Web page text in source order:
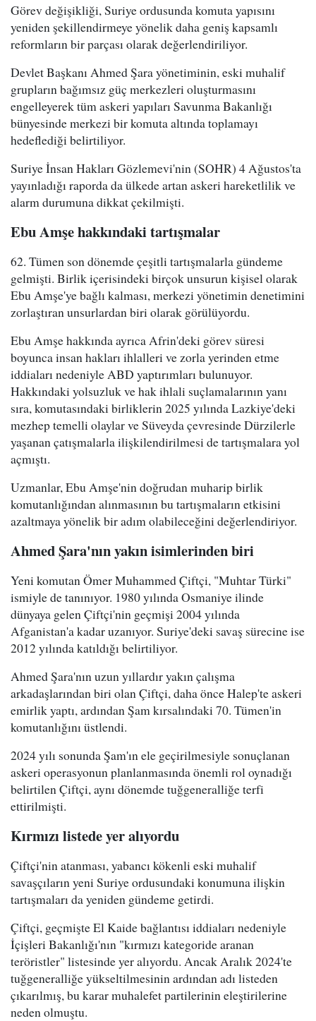
Görev değişikliği, Suriye ordusunda komuta yapısını
yeniden şekillendirmeye yönelik daha geniş kapsamlı
reformların bir parçası olarak değerlendiriliyor.
Devlet Başkanı Ahmed Şara yönetiminin, eski muhalif
grupların bağımsız güç merkezleri oluşturmasını
engelleyerek tüm askeri yapıları Savunma Bakanlığı
bünyesinde merkezi bir komuta altında toplamayı
hedeflediği belirtiliyor.
Suriye İnsan Hakları Gözlemevi'nin (SOHR) 4 Ağustos'ta
yayınladığı raporda da ülkede artan askeri hareketlilik ve
alarm durumuna dikkat çekilmişti.
Ebu Amşe hakkındaki tartışmalar
62. Tümen son dönemde çeşitli tartışmalarla gündeme
gelmişti. Birlik içerisindeki birçok unsurun kişisel olarak
Ebu Amşe'ye bağlı kalması, merkezi yönetimin denetimini
zorlaştıran unsurlardan biri olarak görülüyordu.
Ebu Amşe hakkında ayrıca Afrin'deki görev süresi
boyunca insan hakları ihlalleri ve zorla yerinden etme
iddiaları nedeniyle ABD yaptırımları bulunuyor.
Hakkındaki yolsuzluk ve hak ihlali suçlamalarının yanı
sıra, komutasındaki birliklerin 2025 yılında Lazkiye'deki
mezhep temelli olaylar ve Süveyda çevresinde Dürzilerle
yaşanan çatışmalarla ilişkilendirilmesi de tartışmalara yol
açmıştı.
Uzmanlar, Ebu Amşe'nin doğrudan muharip birlik
komutanlığından alınmasının bu tartışmaların etkisini
azaltmaya yönelik bir adım olabileceğini değerlendiriyor.
Ahmed Şara'nın yakın isimlerinden biri
Yeni komutan Ömer Muhammed Çiftçi, "Muhtar Türki"
ismiyle de tanınıyor. 1980 yılında Osmaniye ilinde
dünyaya gelen Çiftçi'nin geçmişi 2004 yılında
Afganistan'a kadar uzanıyor. Suriye'deki savaş sürecine ise
2012 yılında katıldığı belirtiliyor.
Ahmed Şara'nın uzun yıllardır yakın çalışma
arkadaşlarından biri olan Çiftçi, daha önce Halep'te askeri
emirlik yaptı, ardından Şam kırsalındaki 70. Tümen'in
komutanlığını üstlendi.
2024 yılı sonunda Şam'ın ele geçirilmesiyle sonuçlanan
askeri operasyonun planlanmasında önemli rol oynadığı
belirtilen Çiftçi, aynı dönemde tuğgeneralliğe terfi
ettirilmişti.
Kırmızı listede yer alıyordu
Çiftçi'nin atanması, yabancı kökenli eski muhalif
savaşçıların yeni Suriye ordusundaki konumuna ilişkin
tartışmaları da yeniden gündeme getirdi.
Çiftçi, geçmişte El Kaide bağlantısı iddiaları nedeniyle
İçişleri Bakanlığı'nın "kırmızı kategoride aranan
teröristler" listesinde yer alıyordu. Ancak Aralık 2024'te
tuğgeneralliğe yükseltilmesinin ardından adı listeden
çıkarılmış, bu karar muhalefet partilerinin eleştirilerine
neden olmuştu.